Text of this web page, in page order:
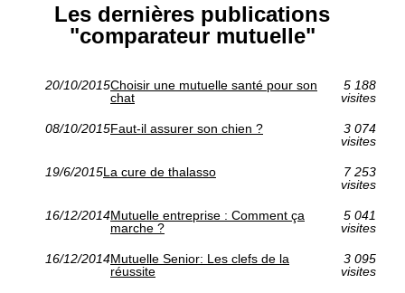
Les dernières publications
"comparateur mutuelle"
20/10/2015Choisir une mutuelle santé pour son
chat
5 188
visites
08/10/2015Faut-il assurer son chien ?
3 074
visites
19/6/2015La cure de thalasso
7 253
visites
16/12/2014Mutuelle entreprise : Comment ça
marche ?
5 041
visites
16/12/2014Mutuelle Senior: Les clefs de la
réussite
3 095
visites